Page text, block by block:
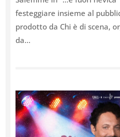
festeggiare insieme al
prodotto da Chi è di scena,
da...